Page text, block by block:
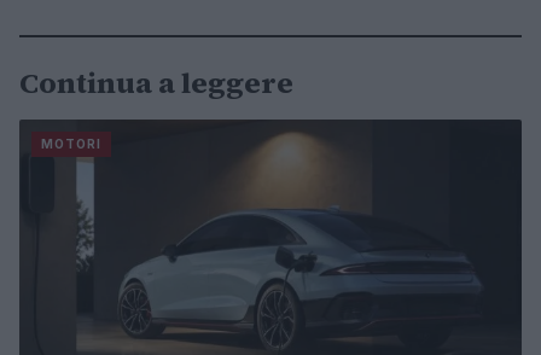
Continua a leggere
MOTORI